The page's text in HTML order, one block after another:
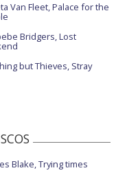
Van Fleet, Palace for the
Bridgers, Lost
but Thieves, Stray
Blake, Trying times